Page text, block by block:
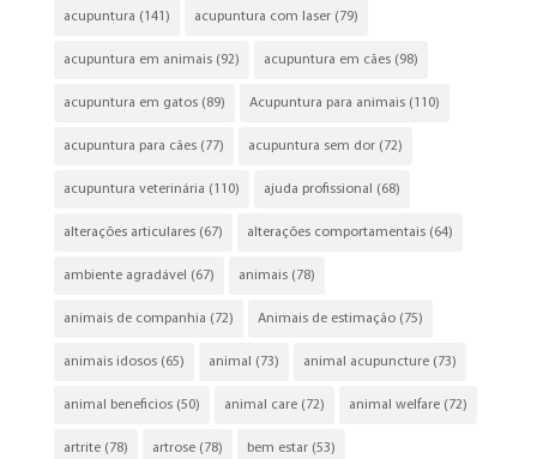
acupuntura (141) acupuntura com laser(79)
acupuntura em animais(92) acupuntura em cães(98)
acupuntura em gatos(89) Acupuntura para animais(110)
acupuntura para cães(77) acupuntura sem dor(72)
acupuntura veterinária (110) ajuda profissional (68)
alterações articulares(67) alterações comportamentais(64)
ambiente agradável (67) animais(78)
animais de companhia (72) Animais de estimação(75)
animais idosos(65) animal (73) animal acupuncture(73)
animal beneficios(50) animal care(72) animal welfare(72)
artrite(78) artrose(78) bem estar(53)